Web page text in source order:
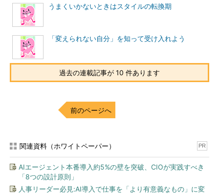
うまくいかないときはスタイルの転換期
「変えられない自分」を知って受け入れよう
過去の連載記事が 10 件あります
前のページへ
関連資料（ホワイトペーパー） PR
AIエージェント本番導入約5%の壁を突破、CIOが実践すべき
「8つの設計原則」
人事リーダー必見:AI導入で仕事を「より有意義なもの」に変